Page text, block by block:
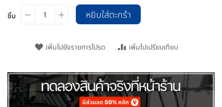
ชิ้น หยิบใส่ตะกร้า
เพิ่มไปยังรายการโปรด เพิ่มไปเปรียบเทียบ